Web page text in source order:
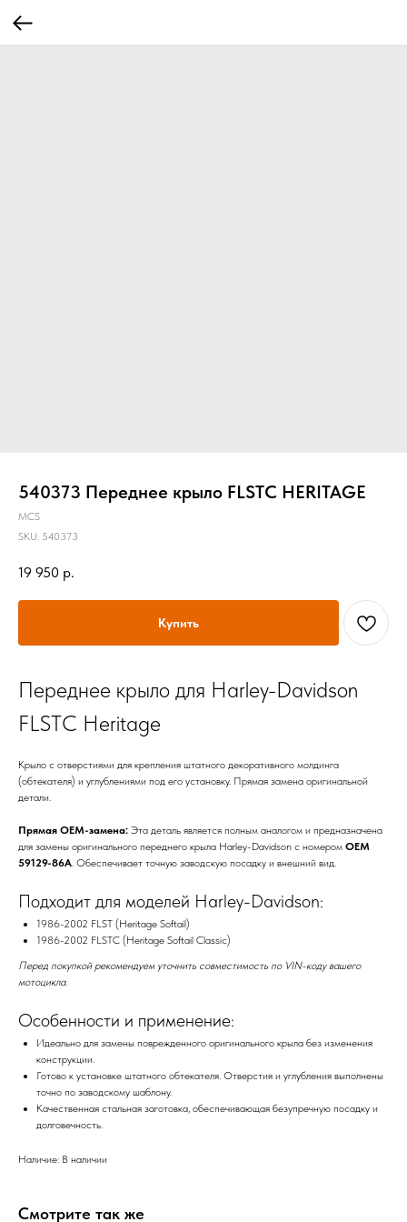
540373 Переднее крыло FLSTC HERITAGE
MCS
SKU: 540373
19 950 р.
Купить
Переднее крыло для Harley-Davidson
FLSTC Heritage
Крыло с отверстиями для крепления штатного декоративного молдинга
(обтекателя) и углублениями под его установку. Прямая замена оригинальной
детали.
Прямая OEM-замена: Эта деталь является полным аналогом и предназначена
для замены оригинального переднего крыла Harley-Davidson с номером OEM
59129-86A. Обеспечивает точную заводскую посадку и внешний вид.
Подходит для моделей Harley-Davidson:
1986-2002 FLST (Heritage Softail)
1986-2002 FLSTC (Heritage Softail Classic)
Перед покупкой рекомендуем уточнить совместимость по VIN-коду вашего
мотоцикла.
Особенности и применение:
Идеально для замены поврежденного оригинального крыла без изменения
конструкции.
Готово к установке штатного обтекателя. Отверстия и углубления выполнены
точно по заводскому шаблону.
Качественная стальная заготовка, обеспечивающая безупречную посадку и
долговечность.
Наличие: В наличии
Смотрите так же